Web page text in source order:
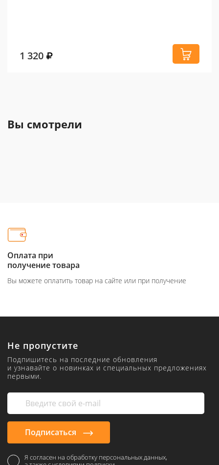
1 320
Вы смотрели
Оплата при
получение товара
Вы можете оплатить товар на сайте или при получение
Не пропустите
Подпишитесь на последние обновления
и узнавайте о новинках и специальных предложениях
первыми.
Подписаться
Я согласен на обработку персональных данных,